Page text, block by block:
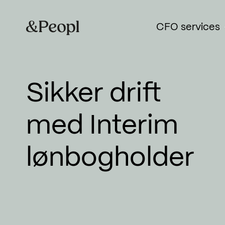
CFO services
Consulting
Digitalisering
Outsourcing
Sikker drift
med Interim
lønbogholder